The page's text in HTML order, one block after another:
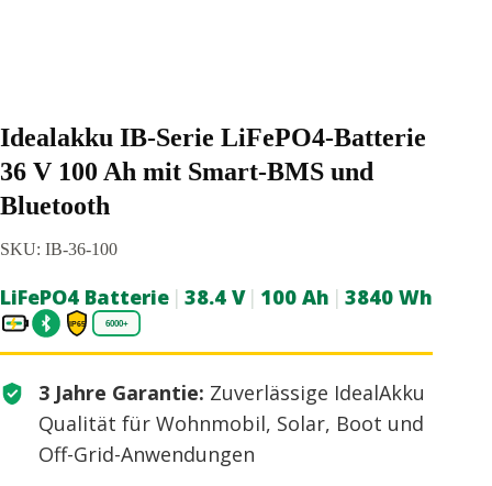
Idealakku IB-Serie LiFePO4-Batterie
36 V 100 Ah mit Smart-BMS und
Bluetooth
SKU: IB-36-100
LiFePO4 Batterie | 38.4 V | 100 Ah | 3840 Wh
3 Jahre Garantie: Zuverlässige IdealAkku
Qualität für Wohnmobil, Solar, Boot und
Off-Grid-Anwendungen